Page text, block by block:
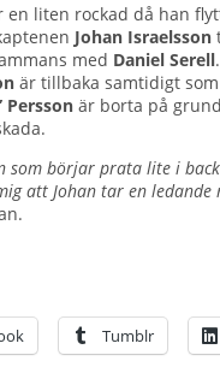
en liten rockad då han
Johan Israelsson
med Daniel Serell
är tillbaka samtidigt som
Persson är borta på
som börjar prata lite i
att Johan tar en ledande
Tumblr